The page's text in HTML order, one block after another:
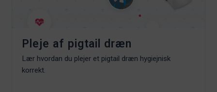
Pleje af pigtail dræn
Lær hvordan du plejer et pigtail dræn hygiejnisk
korrekt.